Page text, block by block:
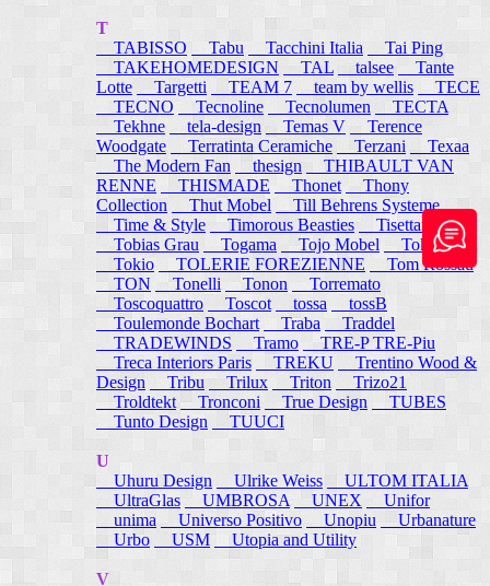
T
TABISSO
Tabu Tacchini Italia
Tai Ping
TAKEHOMEDESIGN
TAL talsee
Tante
Lotte
Targetti TEAM 7 team by wellis
TECE
TECNO
Tecnoline Tecnolumen
TECTA
Tekhne
tela-design Temas V
Terence
Woodgate
Terratinta Ceramiche Terzani
Texaa
The Modern Fan
thesign
THIBAULT VAN
RENNE
THISMADE Thonet
Thony
Collection
Thut Mobel
Till Behrens Systeme
Time & Style
Timorous Beasties
Tisettanta
Tobias Grau
Togama Tojo Mobel
Token
Tokio
TOLERIE FOREZIENNE
Tom Rossau
TON
Tonelli Tonon
Torremato
Toscoquattro
Toscot tossa
tossB
Toulemonde Bochart
Traba
Traddel
TRADEWINDS
Tramo
TRE-P TRE-Piu
Treca Interiors Paris
TREKU
Trentino Wood &
Design
Tribu Trilux Triton
Trizo21
Troldtekt Tronconi True Design
TUBES
Tunto Design
TUUCI
U
Uhuru Design
Ulrike Weiss
ULTOM ITALIA
UltraGlas
UMBROSA UNEX
Unifor
unima
Universo Positivo Unopiu
Urbanature
Urbo
USM Utopia and Utility
V